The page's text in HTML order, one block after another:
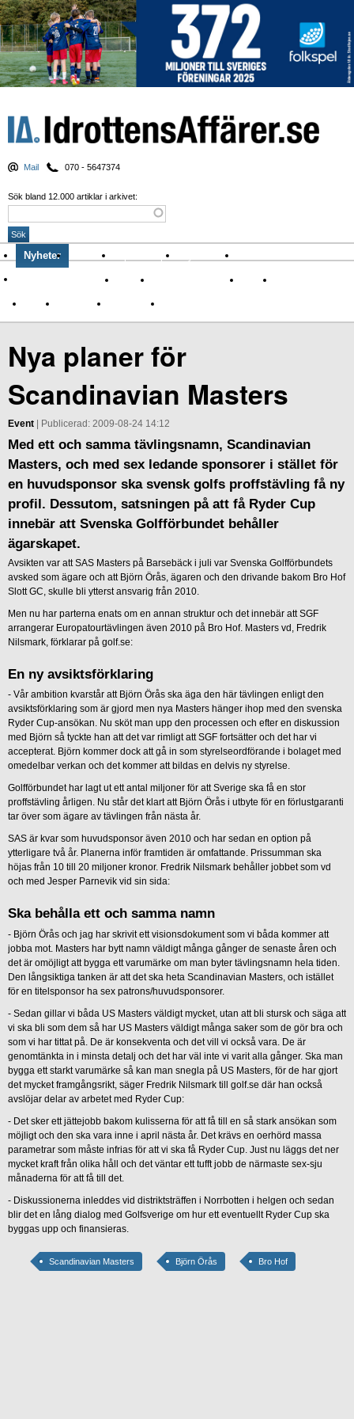
Mail 070 - 5647374
Sök bland 12.000 artiklar i arkivet:
Nyheter Krönikor Sport & spel Nyhetsbrev
Om Idrottens Affärer
Affärer I spåren av Corona Arena
Namn Sponsring TV-nyheter
Nya planer för
Scandinavian Masters
Event | Publicerad: 2009-08-24 14:12
Med ett och samma tävlingsnamn, Scandinavian
Masters, och med sex ledande sponsorer i stället för
en huvudsponsor ska svensk golfs proffstävling få ny
profil. Dessutom, satsningen på att få Ryder Cup
innebär att Svenska Golfförbundet behåller
ägarskapet.
Avsikten var att SAS Masters på Barsebäck i juli var Svenska Golfförbundets
avsked som ägare och att Björn Örås, ägaren och den drivande bakom Bro Hof
Slott GC, skulle bli ytterst ansvarig från 2010.
Men nu har parterna enats om en annan struktur och det innebär att SGF
arrangerar Europatourtävlingen även 2010 på Bro Hof. Masters vd, Fredrik
Nilsmark, förklarar på golf.se:
En ny avsiktsförklaring
- Vår ambition kvarstår att Björn Örås ska äga den här tävlingen enligt den
avsiktsförklaring som är gjord men nya Masters hänger ihop med den svenska
Ryder Cup-ansökan. Nu sköt man upp den processen och efter en diskussion
med Björn så tyckte han att det var rimligt att SGF fortsätter och det har vi
accepterat. Björn kommer dock att gå in som styrelseordförande i bolaget med
omedelbar verkan och det kommer att bildas en delvis ny styrelse.
Golfförbundet har lagt ut ett antal miljoner för att Sverige ska få en stor
proffstävling årligen. Nu står det klart att Björn Örås i utbyte för en förlustgaranti
tar över som ägare av tävlingen från nästa år.
SAS är kvar som huvudsponsor även 2010 och har sedan en option på
ytterligare två år. Planerna inför framtiden är omfattande. Prissumman ska
höjas från 10 till 20 miljoner kronor. Fredrik Nilsmark behåller jobbet som vd
och med Jesper Parnevik vid sin sida:
Ska behålla ett och samma namn
- Björn Örås och jag har skrivit ett visionsdokument som vi båda kommer att
jobba mot. Masters har bytt namn väldigt många gånger de senaste åren och
det är omöjligt att bygga ett varumärke om man byter tävlingsnamn hela tiden.
Den långsiktiga tanken är att det ska heta Scandinavian Masters, och istället
för en titelsponsor ha sex patrons/huvudsponsorer.
- Sedan gillar vi båda US Masters väldigt mycket, utan att bli stursk och säga att
vi ska bli som dem så har US Masters väldigt många saker som de gör bra och
som vi har tittat på. De är konsekventa och det vill vi också vara. De är
genomtänkta in i minsta detalj och det har väl inte vi varit alla gånger. Ska man
bygga ett starkt varumärke så kan man snegla på US Masters, för de har gjort
det mycket framgångsrikt, säger Fredrik Nilsmark till golf.se där han också
avslöjar delar av arbetet med Ryder Cup:
- Det sker ett jättejobb bakom kulisserna för att få till en så stark ansökan som
möjligt och den ska vara inne i april nästa år. Det krävs en oerhörd massa
parametrar som måste infrias för att vi ska få Ryder Cup. Just nu läggs det ner
mycket kraft från olika håll och det väntar ett tufft jobb de närmaste sex-sju
månaderna för att få till det.
- Diskussionerna inleddes vid distriktsträffen i Norrbotten i helgen och sedan
blir det en lång dialog med Golfsverige om hur ett eventuellt Ryder Cup ska
byggas upp och finansieras.
Scandinavian Masters Björn Örås Bro Hof